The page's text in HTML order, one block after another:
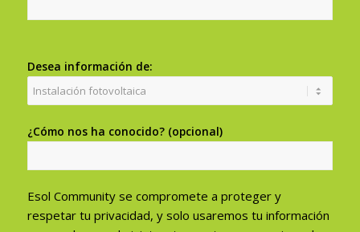
Desea información de:
¿Cómo nos ha conocido? (opcional)
Esol Community se compromete a proteger y
respetar tu privacidad, y solo usaremos tu información